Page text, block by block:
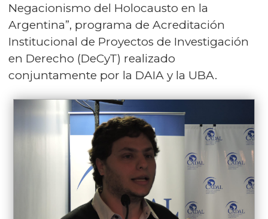
Negacionismo del Holocausto en la
Argentina”, programa de Acreditación
Institucional de Proyectos de Investigación
en Derecho (DeCyT) realizado
conjuntamente por la DAIA y la UBA.